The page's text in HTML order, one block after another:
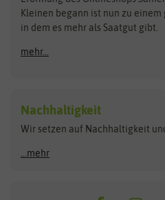
Anzucht & Gartenzubehör
Anzuchtschalen
Heizmatte & Heizkabel
Kokos-Quelltabletten
Zimmergewächshaus
Bûten Birds
Carl Pabst
Florissa
Flortis
Franchi Sementi
Kleinen begann ist nun zu
in dem es mehr als Saatgut gibt.
mehr...
Nachhaltigkeit
Wir setzen auf Nachhaltigkeit
...mehr